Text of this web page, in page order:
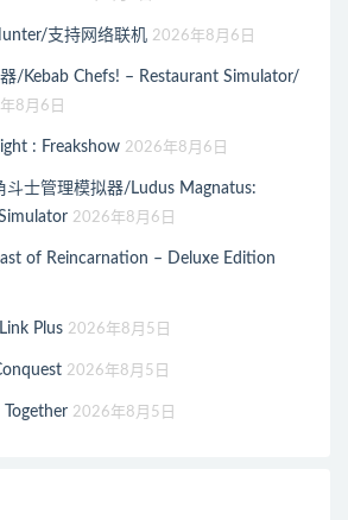
支持网络联机 2026年8月6日
/Kebab Chefs! – Restaurant Simulator/
8月6日
: Freakshow 2026年8月6日
斗士管理模拟器/Ludus Magnatus:
2026年8月6日
of Reincarnation – Deluxe Edition
Plus 2026年8月5日
2026年8月5日
2026年8月5日